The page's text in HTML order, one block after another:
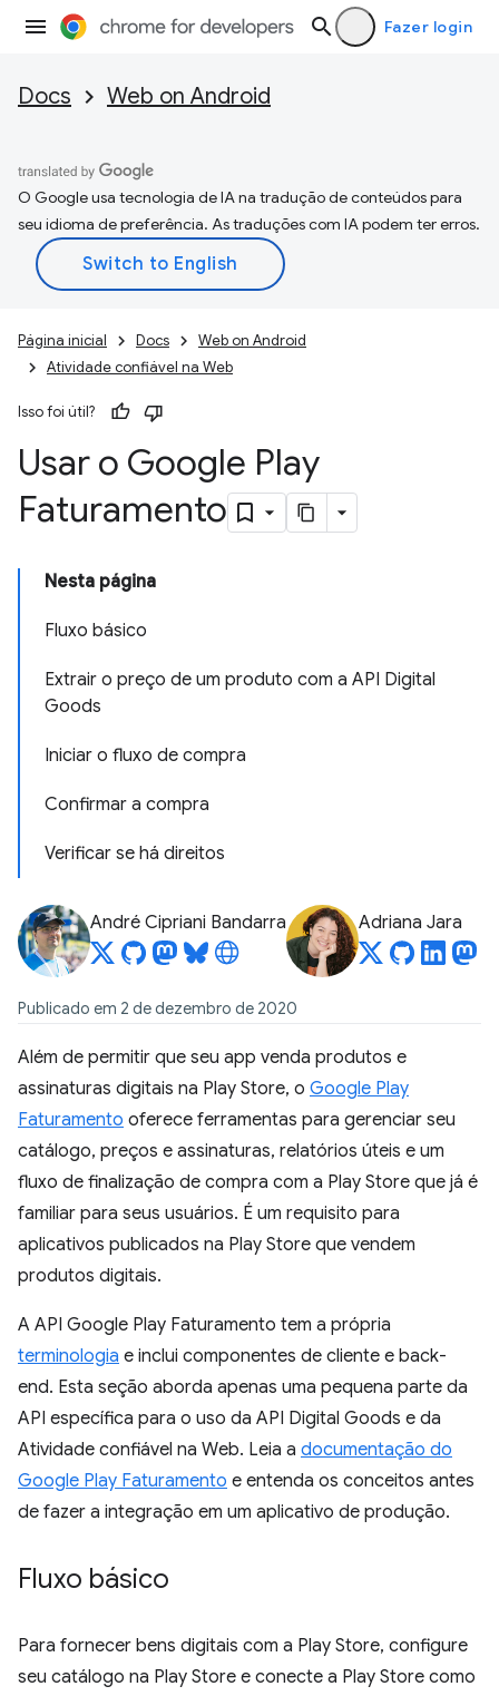
Fazer login
Docs Web on Android
O Google usa tecnologia de IA na tradução de conteúdos para
seu idioma de preferência. As traduções com IA podem ter erros.
Página inicial Docs
Web on Android
Atividade confiável na Web
Isso foi útil?
Usar o Google Play
Faturamento
Nesta página
Fluxo básico
Extrair o preço de um produto com a API Digital
Goods
Iniciar o fluxo de compra
Confirmar a compra
Verificar se há direitos
André Cipriani Bandarra Adriana Jara
Publicado em 2 de dezembro de 2020
Além de permitir que seu app venda produtos e
assinaturas digitais na Play Store, o Google Play
Faturamento oferece ferramentas para gerenciar seu
catálogo, preços e assinaturas, relatórios úteis e um
fluxo de finalização de compra com a Play Store que já é
familiar para seus usuários. É um requisito para
aplicativos publicados na Play Store que vendem
produtos digitais.
A API Google Play Faturamento tem a própria
terminologia e inclui componentes de cliente e back-
end. Esta seção aborda apenas uma pequena parte da
API específica para o uso da API Digital Goods e da
Atividade confiável na Web. Leia a documentação do
Google Play Faturamento e entenda os conceitos antes
de fazer a integração em um aplicativo de produção.
Fluxo básico
Para fornecer bens digitais com a Play Store, configure
seu catálogo na Play Store e conecte a Play Store como